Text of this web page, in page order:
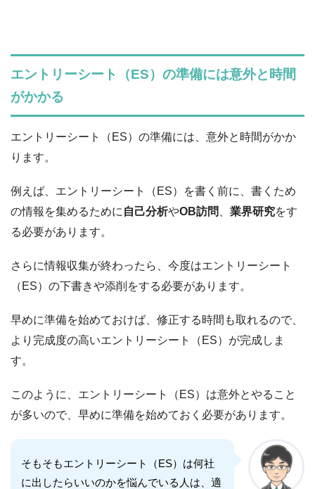
エントリーシート（ES）の準備には意外と時間
がかかる
エントリーシート（ES）の準備には、意外と時間がかか
ります。
例えば、エントリーシート（ES）を書く前に、書くため
の情報を集めるために 自己分析やOB訪問 業界研究をす
る必要があります。
さらに情報収集が終わったら、今度はエントリーシート
（ES）の下書きや添削をする必要があります。
早めに準備を始めておけば、修正する時間も取れるので、
より完成度の高いエントリーシート（ES）が完成しま
す。
このように、エントリーシート（ES）は意外とやること
が多いので、早めに準備を始めておく必要があります。
そもそもエントリーシート（ES）は何社
に出したらいいのかを悩んでいる人は、適